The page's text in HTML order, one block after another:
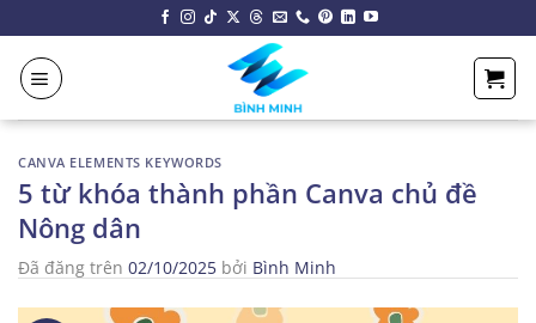
đến
nội
dung
CANVA ELEMENTS KEYWORDS
5 từ khóa thành phần Canva chủ đề
Nông dân
Đã đăng trên 02/10/2025 bởi Bình Minh